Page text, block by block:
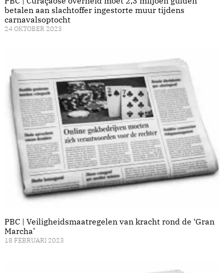
betalen aan slachtoffer ingestorte muur tijdens
carnavalsoptocht
24 OKTOBER 2023
PBC | Veiligheidsmaatregelen van kracht rond de ‘Gran
Marcha’
18 FEBRUARI 2023